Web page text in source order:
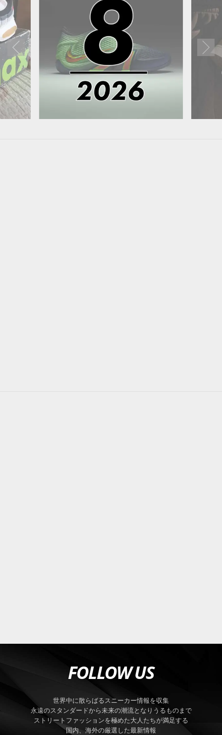
FOLLOW US
世界中に散らばるスニーカー情報を収集
永遠のスタンダードから未来の潮流となりうるものまで
ストリートファッションを極めた大人たちが満足する
国内、海外の厳選した最新情報